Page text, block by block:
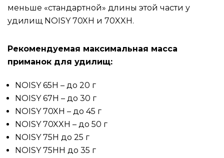
меньше «стандартной» длины этой части у
удилищ NOISY 70XH и 70XXH.
Рекомендуемая максимальная масса
приманок для удилищ:
NOISY 65H – до 20 г
NOISY 67H – до 30 г
NOISY 70XH – до 45 г
NOISY 70XXH – до 50 г
NOISY 75Н до 25 г
NOISY 75НН до 35 г